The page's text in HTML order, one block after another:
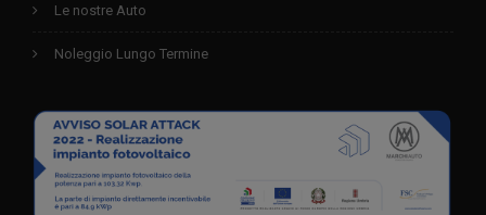
Le nostre Auto
Noleggio Lungo Termine